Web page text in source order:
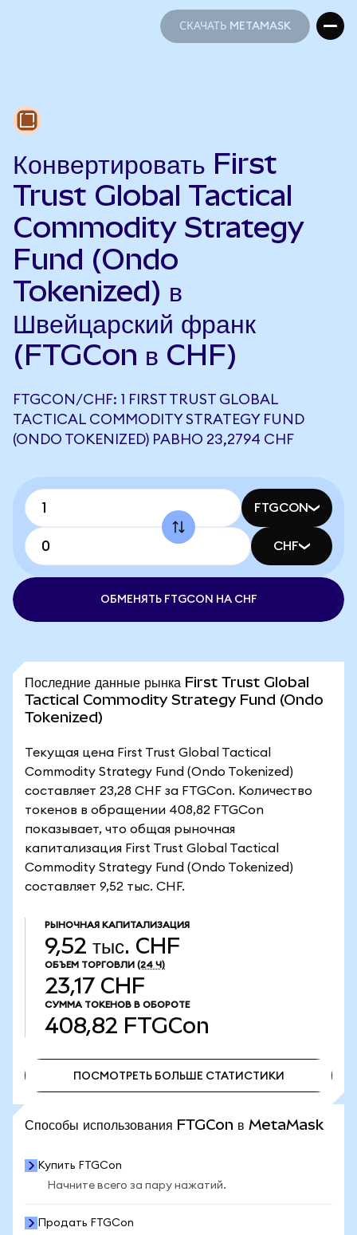
СКАЧАТЬ METAMASK
Конвертировать First
Trust Global Tactical
Commodity Strategy
Fund (Ondo
Tokenized) в
Швейцарский франк
(FTGCon в CHF)
FTGCON/CHF: 1 FIRST TRUST GLOBAL
TACTICAL COMMODITY STRATEGY FUND
(ONDO TOKENIZED) РАВНО 23,2794 CHF
FTGCON
CHF
ОБМЕНЯТЬ FTGCON НА CHF
Последние данные рынка First Trust Global
Tactical Commodity Strategy Fund (Ondo
Tokenized)
Текущая цена First Trust Global Tactical
Commodity Strategy Fund (Ondo Tokenized)
составляет 23,28 CHF за FTGCon. Количество
токенов в обращении 408,82 FTGCon
показывает, что общая рыночная
капитализация First Trust Global Tactical
Commodity Strategy Fund (Ondo Tokenized)
составляет 9,52 тыс. CHF.
РЫНОЧНАЯ КАПИТАЛИЗАЦИЯ
9,52 тыс. CHF
ОБЪЕМ ТОРГОВЛИ (24 Ч)
23,17 CHF
СУММА ТОКЕНОВ В ОБОРОТЕ
408,82 FTGCon
ПОСМОТРЕТЬ БОЛЬШЕ СТАТИСТИКИ
Способы использования FTGCon в MetaMask
Купить FTGCon
Начните всего за пару нажатий.
Продать FTGCon